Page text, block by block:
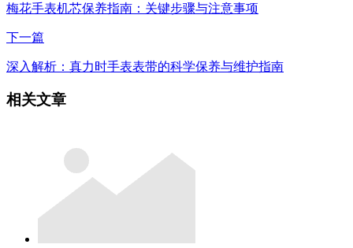
梅花手表机芯保养指南：关键步骤与注意事项
下一篇
深入解析：真力时手表表带的科学保养与维护指南
相关文章